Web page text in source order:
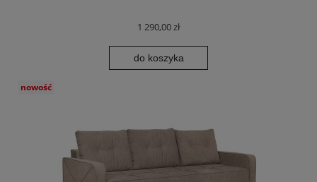
1 290,00 zł
do koszyka
nowość